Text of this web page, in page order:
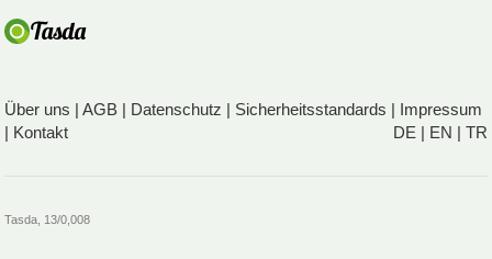
Über uns |AGB Datenschutz Sicherheitsstandards
Impressum
Kontakt DE| EN TR
Tasda, 13/0,008